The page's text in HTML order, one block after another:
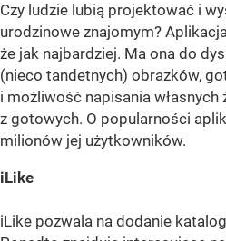
Czy ludzie lubią projektować i
urodzinowe znajomym?
że jak najbardziej. Ma ona do
(nieco tandetnych) obrazków,
i możliwość napisania
z gotowych. O popularności
milionów jej użytkowników.
iLike
iLike pozwala na dodanie